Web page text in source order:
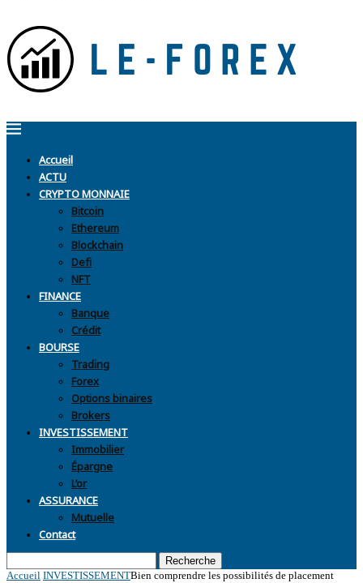
Accueil
ACTU
CRYPTO MONNAIE
Bitcoin
Ethereum
Blockchain
Defi
NFT
FINANCE
Banque
Crédit
BOURSE
Trading
Forex
Options binaires
Brokers
INVESTISSEMENT
Immobilier
Épargne
L’or
ASSURANCE
Mutuelle
Contact
Recherche
Accueil INVESTISSEMENTBien comprendre les possibilités de placement